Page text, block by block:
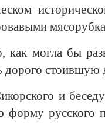
могла бы
дорого
и
форму русского